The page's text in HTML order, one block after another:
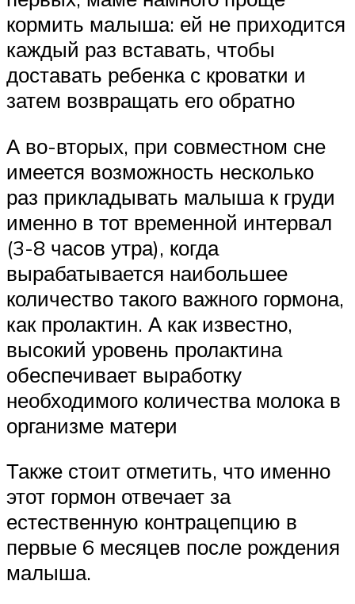
кормить малыша: ей не приходится
каждый раз вставать, чтобы
доставать ребенка с кроватки и
затем возвращать его обратно
А во-вторых, при совместном сне
имеется возможность несколько
раз прикладывать малыша к груди
именно в тот временной интервал
(3-8 часов утра), когда
вырабатывается наибольшее
количество такого важного гормона,
как пролактин. А как известно,
высокий уровень пролактина
обеспечивает выработку
необходимого количества молока в
организме матери
Также стоит отметить, что именно
этот гормон отвечает за
естественную контрацепцию в
первые 6 месяцев после рождения
малыша.